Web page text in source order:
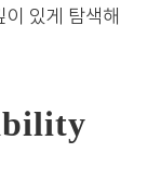
있게 탐색해